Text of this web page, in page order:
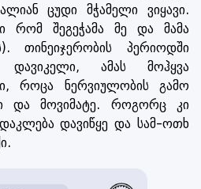
ცუდი მჭამელი ვიყავი.
რომ შეგეჭამა მე და მამა
თინეიჯერობის პერიოდში
დავიკელი, ამას მოჰყვა
როცა ნერვიულობის გამო
და მოვიმატე. როგორც კი
დავიწყე და სამ-ოთხ